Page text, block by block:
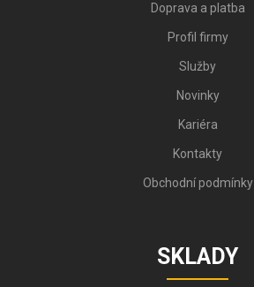
Doprava a platba
Profil firmy
Služby
Novinky
Kariéra
Kontakty
Obchodní podmínky
SKLADY